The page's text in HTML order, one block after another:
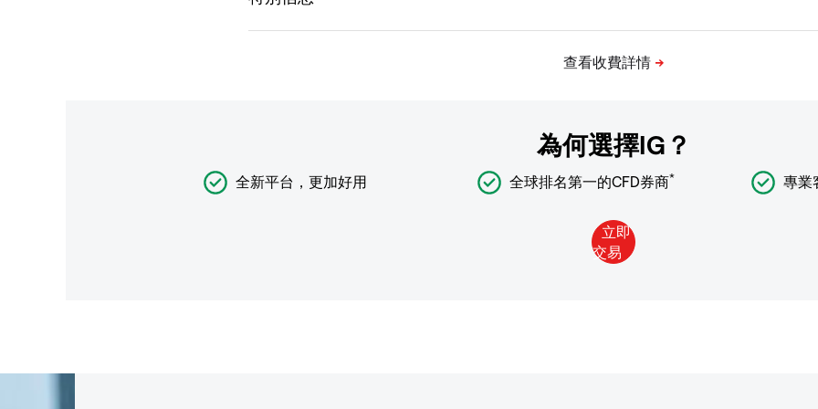
為何選擇IG？
全新平台，更加好用 全球排名第一的CFD券商* 專業